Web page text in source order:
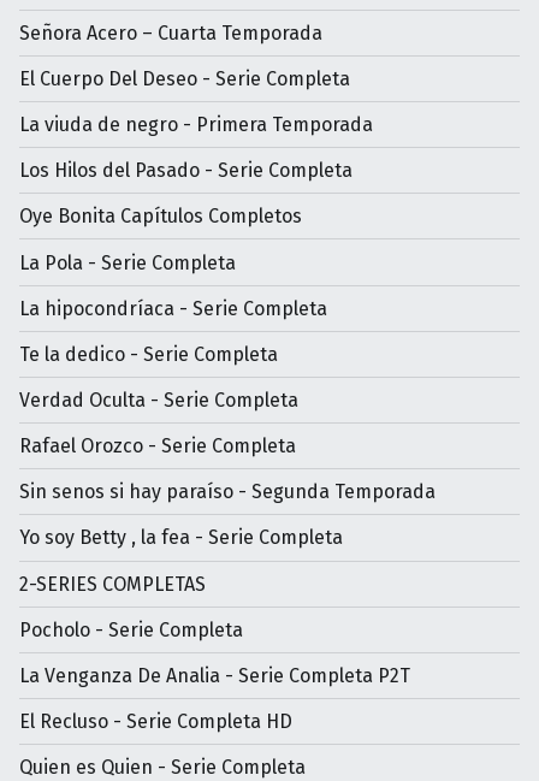
Señora Acero – Cuarta Temporada
El Cuerpo Del Deseo - Serie Completa
La viuda de negro - Primera Temporada
Los Hilos del Pasado - Serie Completa
Oye Bonita Capítulos Completos
La Pola - Serie Completa
La hipocondríaca - Serie Completa
Te la dedico - Serie Completa
Verdad Oculta - Serie Completa
Rafael Orozco - Serie Completa
Sin senos si hay paraíso - Segunda Temporada
Yo soy Betty , la fea - Serie Completa
2-SERIES COMPLETAS
Pocholo - Serie Completa
La Venganza De Analia - Serie Completa P2T
El Recluso - Serie Completa HD
Quien es Quien - Serie Completa